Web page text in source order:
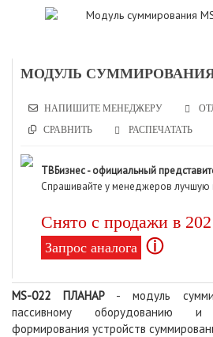
МОДУЛЬ СУММИРОВАНИЯ
НАПИШИТЕ МЕНЕДЖЕРУ
СРАВНИТЬ
РАСПЕЧАТАТЬ
ТВБизнес - официальный
Спрашивайте у менеджеров лучшую
Снято с продажи в
Запрос аналога ⓘ
MS-022 ПЛАНАР- модуль
пассивному оборудованию
формирования устройств